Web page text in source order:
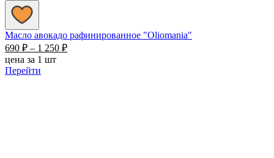
Масло авокадо рафинированное "Oliomania"
690 ₽ – 1 250 ₽Диапазон
цена за 1 шт
Перейти